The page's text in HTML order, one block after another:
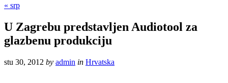
« srp
U Zagrebu predstavljen Audiotool za
glazbenu produkciju
stu 30, 2012 by admin in Hrvatska